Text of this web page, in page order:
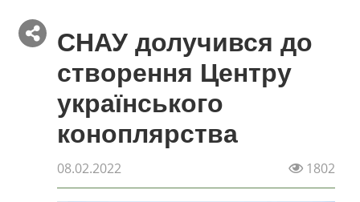
СНАУ долучився до
створення Центру
українського
коноплярства
08.02.2022 1802